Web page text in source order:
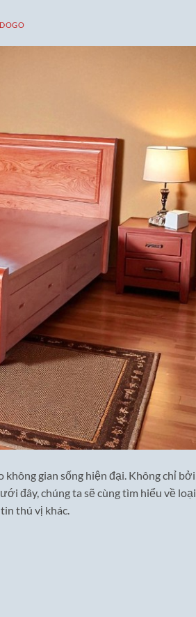
gian sống hiện đại. Không chỉ bởi
đây, chúng ta sẽ cùng tìm hiểu về loại
thú vị khác.